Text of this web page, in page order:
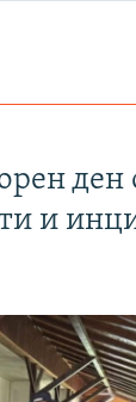
ден
и